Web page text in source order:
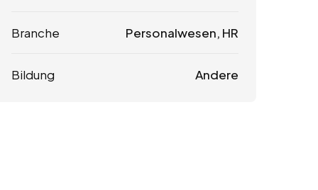
Branche Personalwesen, HR
Bildung Andere